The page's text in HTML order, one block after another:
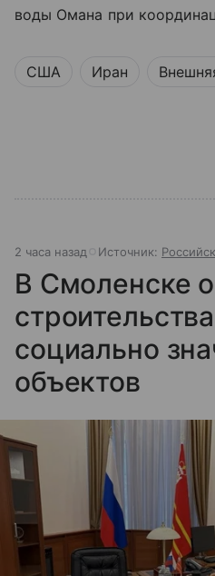
воды Омана при
США Иран
2 часа назад Источник:
В Смоленске
социально
объектов